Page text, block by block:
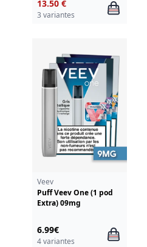
13.50 €
3 variantes
Veev
Puff Veev One (1 pod
Extra) 09mg
6.99€
4 variantes